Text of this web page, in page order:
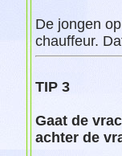
De jongen
chauffeur.
TIP 3
Gaat de
achter de